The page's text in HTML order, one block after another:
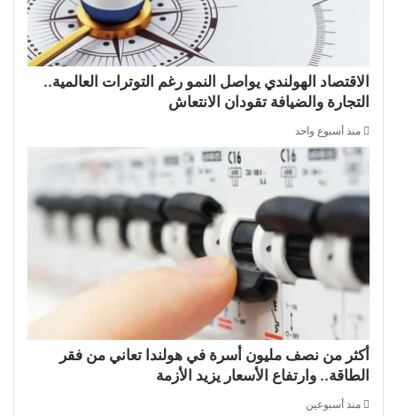
الاقتصاد الهولندي يواصل النمو رغم التوترات العالمية..
التجارة والضيافة تقودان الانتعاش
منذ أسبوع واحد
أكثر من نصف مليون أسرة في هولندا تعاني من فقر
الطاقة.. وارتفاع الأسعار يزيد الأزمة
منذ أسبوعين